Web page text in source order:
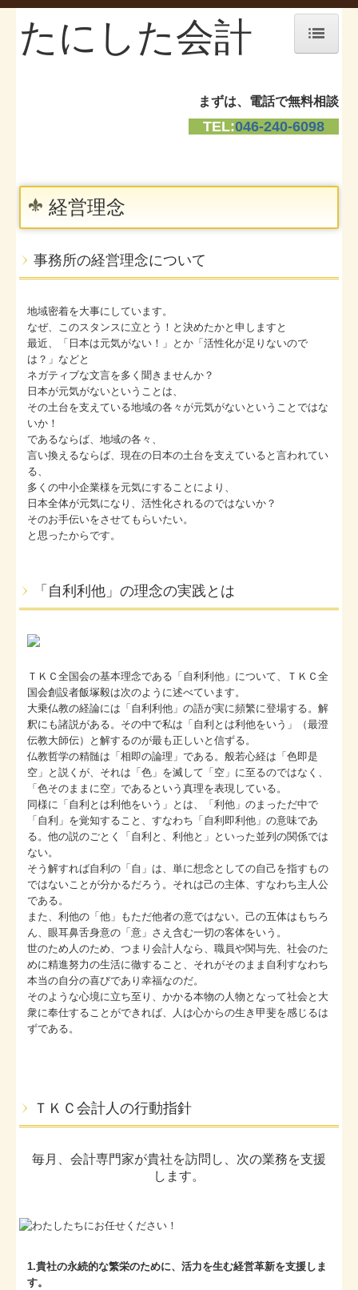
求人情報
交通案内
リンク集
お問合せ
補助金・助成金・融資情報
関与先向け融資商品ご紹介
社長メニューASP版
TKCシステムQ&A
たにした会計
まずは、電話で無料相談
TEL:046-240-6098
経営理念
事務所の経営理念について
地域密着を大事にしています。
なぜ、このスタンスに立とう！と決めたかと申しますと
最近、「日本は元気がない！」とか「活性化が足りないので
は？」などと
ネガティブな文言を多く聞きませんか？
日本が元気がないということは、
その土台を支えている地域の各々が元気がないということではな
いか！
であるならば、地域の各々、
言い換えるならば、現在の日本の土台を支えていると言われてい
る、
多くの中小企業様を元気にすることにより、
日本全体が元気になり、活性化されるのではないか？
そのお手伝いをさせてもらいたい。
と思ったからです。
「自利利他」の理念の実践とは
ＴＫＣ全国会の基本理念である「自利利他」について、ＴＫＣ全
国会創設者飯塚毅は次のように述べています。
大乗仏教の経論には「自利利他」の語が実に頻繁に登場する。解
釈にも諸説がある。その中で私は「自利とは利他をいう」（最澄
伝教大師伝）と解するのが最も正しいと信ずる。
仏教哲学の精髄は「相即の論理」である。般若心経は「色即是
空」と説くが、それは「色」を滅して「空」に至るのではなく、
「色そのままに空」であるという真理を表現している。
同様に「自利とは利他をいう」とは、「利他」のまっただ中で
「自利」を覚知すること、すなわち「自利即利他」の意味であ
る。他の説のごとく「自利と、利他と」といった並列の関係では
ない。
そう解すれば自利の「自」は、単に想念としての自己を指すもの
ではないことが分かるだろう。それは己の主体、すなわち主人公
である。
また、利他の「他」もただ他者の意ではない。己の五体はもちろ
ん、眼耳鼻舌身意の「意」さえ含む一切の客体をいう。
世のため人のため、つまり会計人なら、職員や関与先、社会のた
めに精進努力の生活に徹すること、それがそのまま自利すなわち
本当の自分の喜びであり幸福なのだ。
そのような心境に立ち至り、かかる本物の人物となって社会と大
衆に奉仕することができれば、人は心からの生き甲斐を感じるは
ずである。
ＴＫＣ会計人の行動指針
毎月、会計専門家が貴社を訪問し、次の業務を支援
します。
1.貴社の永続的な繁栄のために、活力を生む経営革新を支援しま
す。